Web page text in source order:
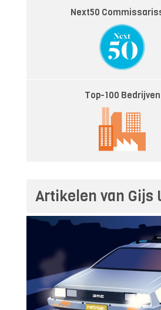
Next50
Top-100 Bedrijven
Artikelen van Gijs